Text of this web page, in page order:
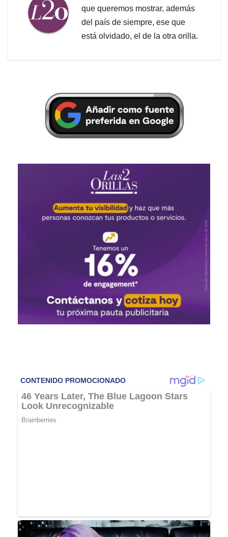
que queremos mostrar, además
del país de siempre, ese que
está olvidado, el de la otra orilla.